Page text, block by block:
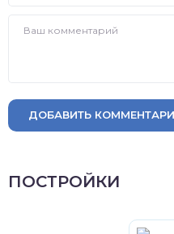
ДОБАВИТЬ
ПОСТРОЙКИ